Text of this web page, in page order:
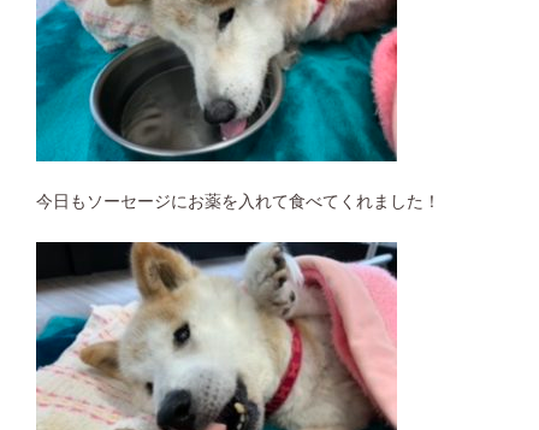
今日もソーセージにお薬を入れて食べてくれました！